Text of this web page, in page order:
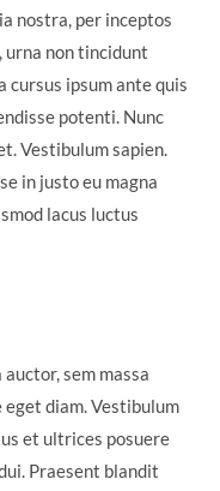
nostra, per inceptos
urna non tincidunt
cursus ipsum ante quis
potenti. Nunc
Vestibulum sapien.
in justo eu magna
lacus luctus
sem massa
diam. Vestibulum
et ultrices posuere
Praesent blandit